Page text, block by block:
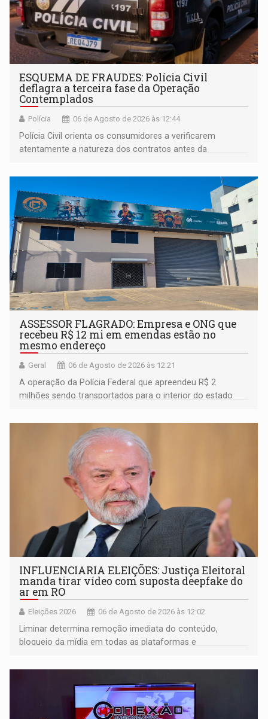
ESQUEMA DE FRAUDES: Polícia Civil
deflagra a terceira fase da Operação
Contemplados
Polícia 06 de Agosto de 2026 às 12:44
Polícia Civil orienta os consumidores a verificarem
atentamente a natureza dos contratos antes da
ASSESSOR FLAGRADO: Empresa e ONG que
recebeu R$ 12 mi em emendas estão no
mesmo endereço
Geral 06 de Agosto de 2026 às 12:21
A operação da Polícia Federal que apreendeu R$ 2
milhões sendo transportados para o interior do estado
ligação do suspeito com um deputado federal do União
Brasil por Rondônia
INFLUENCIARIA ELEIÇÕES: Justiça Eleitoral
manda tirar vídeo com suposta deepfake do
ar em RO
Eleições 2026 06 de Agosto de 2026 às 12:02
Liminar determina remoção imediata do conteúdo,
bloqueio da mídia em todas as plataformas e